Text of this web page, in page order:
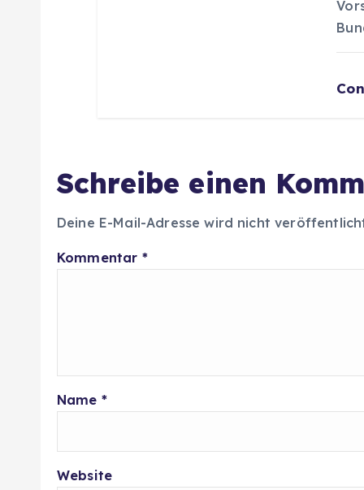
Schreibe einen
Deine E-Mail-Adresse wird nicht
Kommentar *
Name *
Website